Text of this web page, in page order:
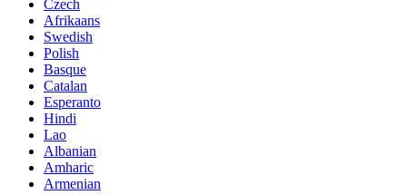
Czech
Afrikaans
Swedish
Polish
Basque
Catalan
Esperanto
Hindi
Lao
Albanian
Amharic
Armenian